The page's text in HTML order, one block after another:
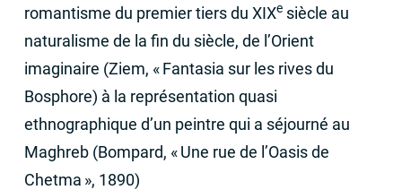
romantisme du premier tiers du XIXesiècle au
naturalisme de la fin du siècle, de l’Orient
imaginaire (Ziem, « Fantasia sur les rives du
Bosphore) à la représentation quasi
ethnographique d’un peintre qui a séjourné au
Maghreb (Bompard, « Une rue de l’Oasis de
Chetma », 1890)